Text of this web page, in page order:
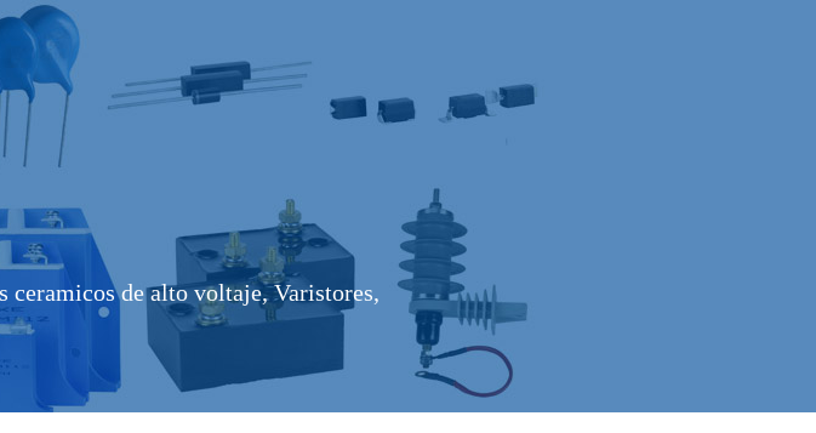
ceramicos de alto voltaje, Varistores,